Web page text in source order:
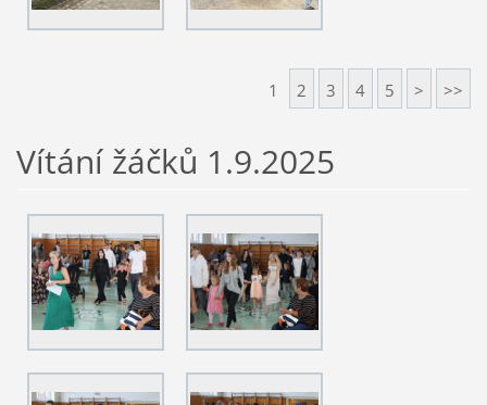
1 2 3 4 5 > >>
Vítání žáčků 1.9.2025